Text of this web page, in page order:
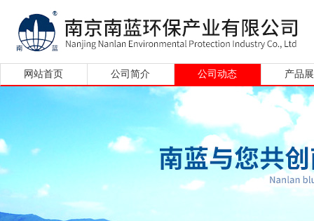
网站首页 公司简介 公司动态 产品